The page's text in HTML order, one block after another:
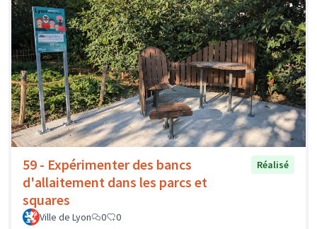
59 - Expérimenter des bancs
d'allaitement dans les parcs et
squares
Réalisé
Ville de Lyon 0 0